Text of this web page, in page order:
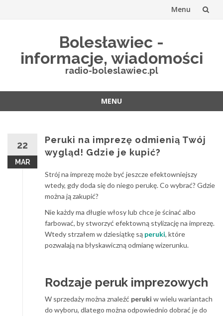
Menu
treści
Bolesławiec -
informacje, wiadomości
radio-boleslawiec.pl
MENU
22
MAR
Peruki na imprezę odmienią Twój
wygląd! Gdzie je kupić?
Strój na imprezę może być jeszcze efektowniejszy
wtedy, gdy doda się do niego perukę. Co wybrać? Gdzie
można ją zakupić?
Nie każdy ma długie włosy lub chce je ścinać albo
farbować, by stworzyć efektowną stylizację na imprezę.
Wtedy strzałem w dziesiątkę są peruki, które
pozwalają na błyskawiczną odmianę wizerunku.
Rodzaje peruk imprezowych
W sprzedaży można znaleźć peruki w wielu wariantach
do wyboru, dlatego można odpowiednio dobrać je do